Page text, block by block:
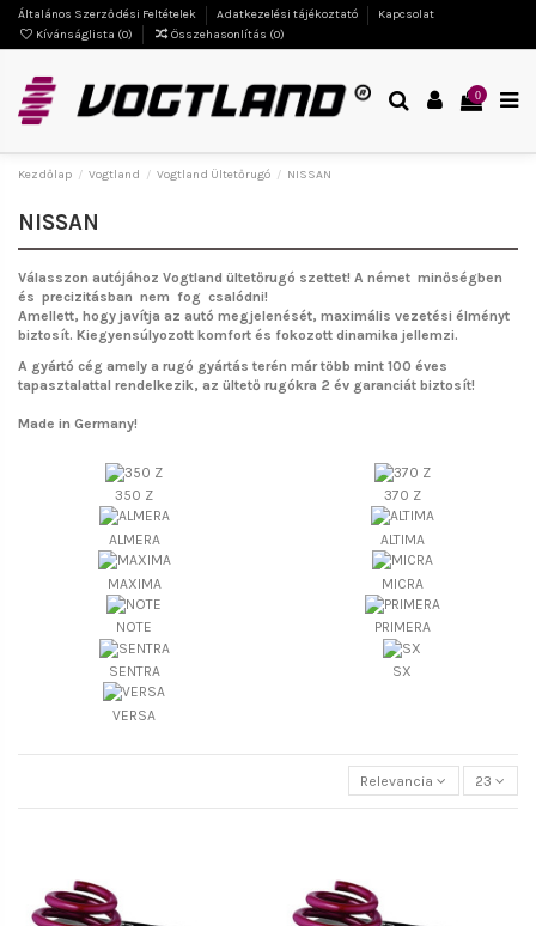
Általános Szerződési Feltételek Adatkezelési tájékoztató
Kapcsolat
Kívánságlista (0) Összehasonlítás (0)
0
Kezdőlap Vogtland Vogtland Ültetőrugó NISSAN
NISSAN
Válasszon autójához Vogtland ültetőrugó szettet! A német minőségben
és precizitásban nem fog csalódni!
Amellett, hogy javítja az autó megjelenését, maximális vezetési élményt
biztosít. Kiegyensúlyozott komfort és fokozott dinamika jellemzi.
A gyártó cég amely a rugó gyártás terén már több mint 100 éves
tapasztalattal rendelkezik, az ültető rugókra 2 év garanciát biztosít!
Made in Germany!
350 Z 370 Z
ALMERA ALTIMA
MAXIMA MICRA
NOTE PRIMERA
SENTRA SX
VERSA
Relevancia 23